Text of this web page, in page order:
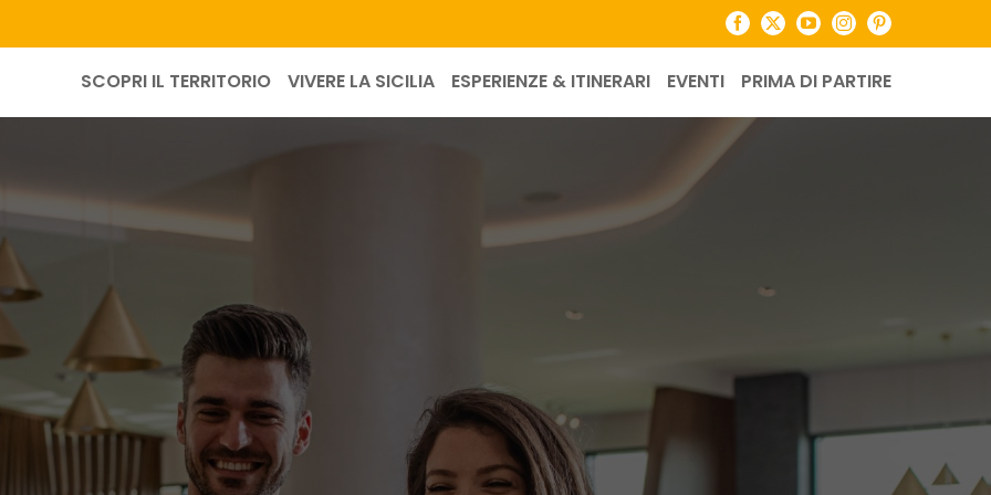
Facebook
X YouTubeInstagramPinterest
SCOPRI IL TERRITORIO VIVERE LA SICILIA ESPERIENZE & ITINERARI EVENTI PRIMA DI PARTIRE